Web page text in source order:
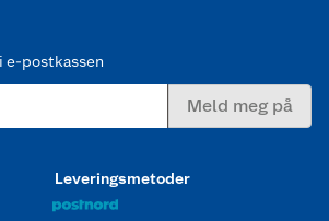
e-postkassen
Meld meg på
Leveringsmetoder